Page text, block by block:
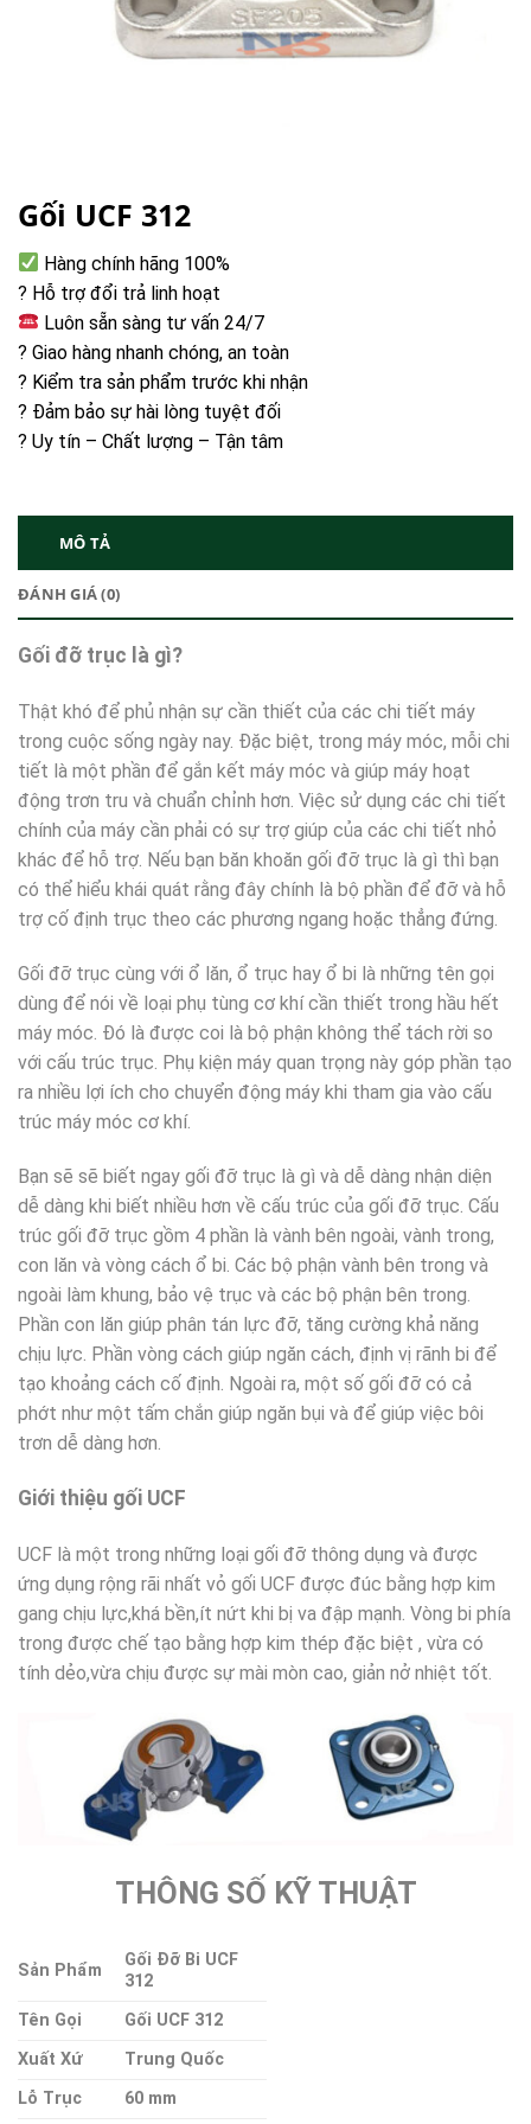
Gối UCF 312
Hàng chính hãng 100%
? Hỗ trợ đổi trả linh hoạt
Luôn sẵn sàng tư vấn 24/7
? Giao hàng nhanh chóng, an toàn
? Kiểm tra sản phẩm trước khi nhận
? Đảm bảo sự hài lòng tuyệt đối
? Uy tín – Chất lượng – Tận tâm
MÔ TẢ
ĐÁNH GIÁ (0)
Gối đỡ trục là gì?
Thật khó để phủ nhận sự cần thiết của các chi tiết máy
trong cuộc sống ngày nay. Đặc biệt, trong máy móc, mỗi chi
tiết là một phần để gắn kết máy móc và giúp máy hoạt
động trơn tru và chuẩn chỉnh hơn. Việc sử dụng các chi tiết
chính của máy cần phải có sự trợ giúp của các chi tiết nhỏ
khác để hỗ trợ. Nếu bạn băn khoăn gối đỡ trục là gì thì bạn
có thể hiểu khái quát rằng đây chính là bộ phần để đỡ và hỗ
trợ cố định trục theo các phương ngang hoặc thẳng đứng.
Gối đỡ trục cùng với ổ lăn, ổ trục hay ổ bi là những tên gọi
dùng để nói về loại phụ tùng cơ khí cần thiết trong hầu hết
máy móc. Đó là được coi là bộ phận không thể tách rời so
với cấu trúc trục. Phụ kiện máy quan trọng này góp phần tạo
ra nhiều lợi ích cho chuyển động máy khi tham gia vào cấu
trúc máy móc cơ khí.
Bạn sẽ sẽ biết ngay gối đỡ trục là gì và dễ dàng nhận diện
dễ dàng khi biết nhiều hơn về cấu trúc của gối đỡ trục. Cấu
trúc gối đỡ trục gồm 4 phần là vành bên ngoài, vành trong,
con lăn và vòng cách ổ bi. Các bộ phận vành bên trong và
ngoài làm khung, bảo vệ trục và các bộ phận bên trong.
Phần con lăn giúp phân tán lực đỡ, tăng cường khả năng
chịu lực. Phần vòng cách giúp ngăn cách, định vị rãnh bi để
tạo khoảng cách cố định. Ngoài ra, một số gối đỡ có cả
phớt như một tấm chắn giúp ngăn bụi và để giúp việc bôi
trơn dễ dàng hơn.
Giới thiệu gối UCF
UCF là một trong những loại gối đỡ thông dụng và được
ứng dụng rộng rãi nhất vỏ gối UCF được đúc bằng hợp kim
gang chịu lực,khá bền,ít nứt khi bị va đập mạnh. Vòng bi phía
trong được chế tạo bằng hợp kim thép đặc biệt , vừa có
tính dẻo,vừa chịu được sự mài mòn cao, giản nở nhiệt tốt.
THÔNG SỐ KỸ THUẬT
Sản Phẩm
Gối Đỡ Bi UCF
312
Tên Gọi
Gối UCF 312
Xuất Xứ
Trung Quốc
Lỗ Trục
60 mm